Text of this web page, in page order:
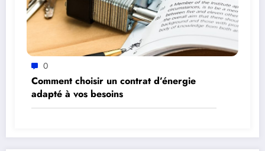
0
Comment choisir un contrat d’énergie
adapté à vos besoins